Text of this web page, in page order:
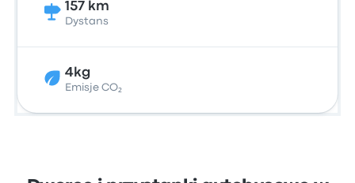
157 km
Dystans
4kg
Emisje CO₂